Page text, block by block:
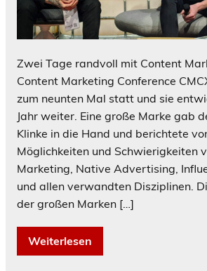
Zwei Tage randvoll mit Content
Content Marketing Conference
zum neunten Mal statt und sie
Jahr weiter. Eine große Marke gab
Klinke in die Hand und berichtete
Möglichkeiten und Schwierigkeiten
Marketing, Native Advertising,
und allen verwandten Disziplinen.
der großen Marken […]
Weiterlesen